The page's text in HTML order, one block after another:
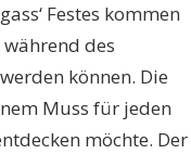
Festes kommen
des
können. Die
Muss für jeden
möchte. Der